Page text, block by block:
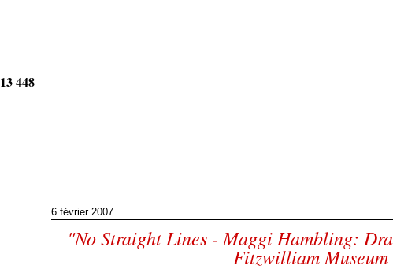
448
6 février 2007
"No Straight Lines - Maggi Hambling:
Fitzwilliam Museum